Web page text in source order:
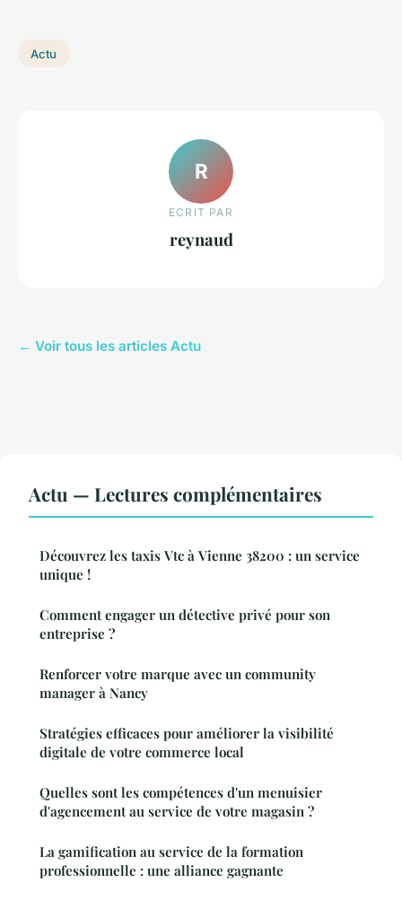
Actu
R
ECRIT PAR
reynaud
← Voir tous les articles Actu
Actu — Lectures complémentaires
Découvrez les taxis Vtc à Vienne 38200 : un service
unique !
Comment engager un détective privé pour son
entreprise ?
Renforcer votre marque avec un community
manager à Nancy
Stratégies efficaces pour améliorer la visibilité
digitale de votre commerce local
Quelles sont les compétences d'un menuisier
d'agencement au service de votre magasin ?
La gamification au service de la formation
professionnelle : une alliance gagnante